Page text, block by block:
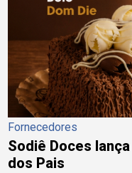
Fornecedores
Sodiê Doces
dos Pais